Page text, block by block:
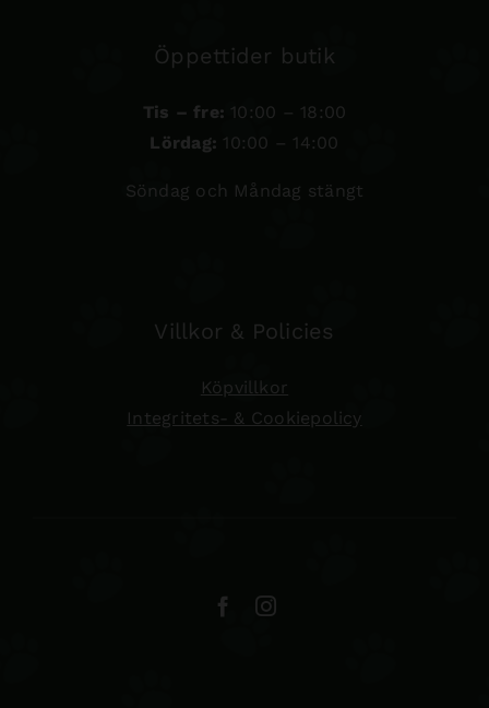
Öppettider butik
Tis – fre: 10:00 – 18:00
Lördag: 10:00 – 14:00
Söndag och Måndag stängt
Villkor & Policies
Köpvillkor
Integritets- & Cookiepolicy